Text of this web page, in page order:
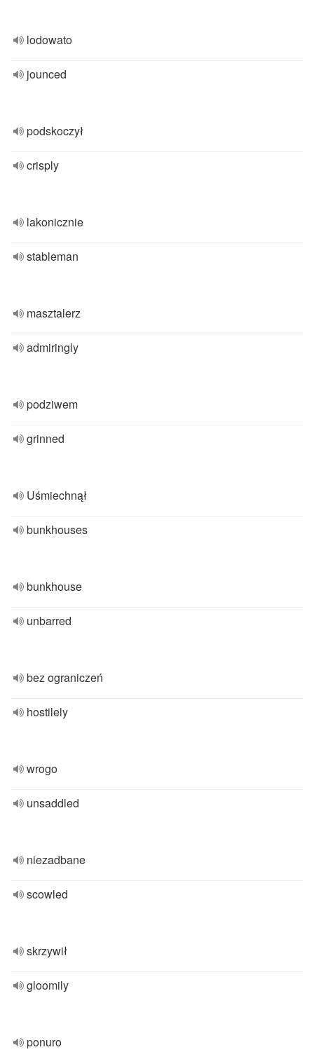
lodowato
jounced
podskoczył
crisply
lakonicznie
stableman
masztalerz
admiringly
podziwem
grinned
Uśmiechnął
bunkhouses
bunkhouse
unbarred
bez ograniczeń
hostilely
wrogo
unsaddled
niezadbane
scowled
skrzywił
gloomily
ponuro